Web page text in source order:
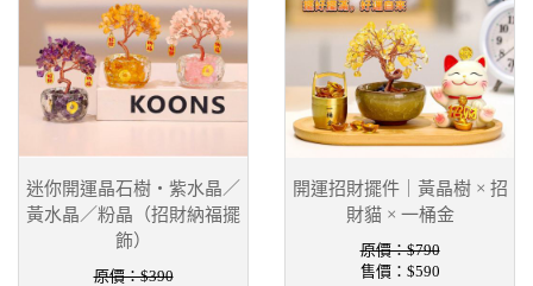
迷你開運晶石樹・紫水晶／
黃水晶／粉晶（招財納福擺
飾）
原價：$390
開運招財擺件｜黃晶樹 × 招
財貓 × 一桶金
原價：$790
售價： $590